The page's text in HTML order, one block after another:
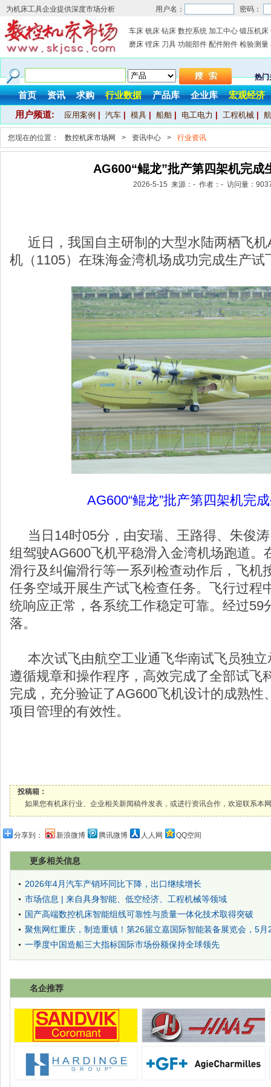
为机床工具企业提供深度市场分析 用户名： 密码：
车床 铣床 钻床 数控系统 加工中心 锻压机床
磨床 镗床 刀具 功能部件 配件附件 检验测量
热门
首页 资讯 求购 行业数据 产品库 企业库 宏观经济
用户频道: 应用案例 汽车 模具 船舶 电工电力 工程机械
您现在的位置： 数控机床市场网 > 资讯中心 > 行业资讯
AG600“鲲龙”批产第四架机完成
2026-5-15 来源：- 作者：- 访问量：
近日，我国自主研制的大型水陆两栖飞机
机（1105）在珠海金湾机场成功完成生产试
AG600“鲲龙”批产第四架机完
当日14时05分，由安瑞、王路得、朱俊
组驾驶AG600飞机平稳滑入金湾机场跑道。
滑行及纠偏滑行等一系列检查动作后，飞机
任务空域开展生产试飞检查任务。飞行过程
统响应正常，各系统工作稳定可靠。经过59
落。
本次试飞由航空工业通飞华南试飞员独立
遵循规章和操作程序，高效完成了全部试飞
完成，充分验证了AG600飞机设计的成熟性
项目管理的有效性。
投稿箱：
如果您有机床行业、企业相关新闻稿件发表，或进行资讯合作，欢迎联系本
分享到： 新浪微博 腾讯微博 人人网 QQ空间
更多相关信息
2026年4月汽车产销环同比下降，出口继续增长
市场信息 | 来自具身智能、低空经济、工程机械等领域
国产高端数控机床智能组线可靠性与质量一体化技术取得突破
聚焦网红重庆，制造重镇！第26届立嘉国际智能装备展览会，5
一季度中国造船三大指标国际市场份额保持全球领先
名企推荐